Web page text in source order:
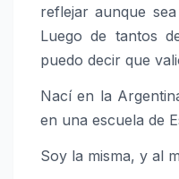
reflejar aunque
Luego de tantos
puedo decir que
Nací en la
en una escuela de
Soy la misma, y al